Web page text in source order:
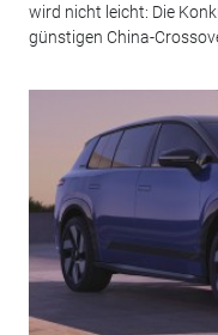
wird nicht leicht: Die
günstigen China-